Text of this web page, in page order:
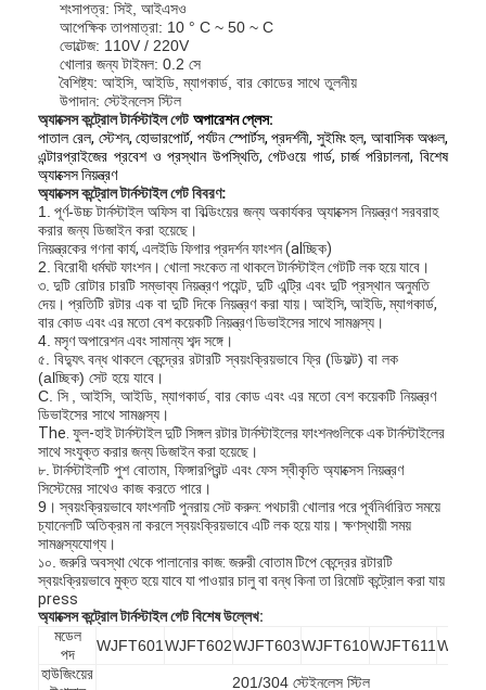
শংসাপত্র: সিই, আইএসও
আপেক্ষিক তাপমাত্রা: 10 ° C ~ 50 ~ C
ভোল্টেজ: 110V / 220V
খোলার জন্য টাইমল: 0.2 সে
বৈশিষ্ট্য: আইসি, আইডি, ম্যাগকার্ড, বার কোডের সাথে তুলনীয়
উপাদান: স্টেইনলেস স্টিল
অ্যাক্সেস কন্ট্রোল টার্নস্টাইলগেটঅপারেশন প্লেস:
পাতাল রেল, স্টেশন, হোভারপোর্ট, পর্যটন স্পোর্টস, প্রদর্শনী, সুইমিং হল, আবাসিক অঞ্চল,
এন্টারপ্রাইজের প্রবেশ ও প্রস্থান উপস্থিতি, গেটওয়ে গার্ড, চার্জ পরিচালনা, বিশেষ
অ্যাক্সেস নিয়ন্ত্রণ
অ্যাক্সেস কন্ট্রোল টার্নস্টাইল গেটবিবরণ:
1.
পূর্ণ-উচ্চ টার্নস্টাইল অফিস বা বিল্ডিংয়ের জন্য অকার্যকর অ্যাক্সেস নিয়ন্ত্রণ সরবরাহ
করার জন্য ডিজাইন করা হয়েছে।
নিয়ন্ত্রকের গণনা কার্য, এলইডি ফিগার প্রদর্শন ফাংশন (alচ্ছিক)
2. বিরোধী ধর্মঘট ফাংশন। খোলা সংকেত না থাকলে টার্নস্টাইল গেটটি লক হয়ে যাবে।
৩. দুটি রোটার চারটি সম্ভাব্য নিয়ন্ত্রণ পয়েন্ট, দুটি এন্ট্রি এবং দুটি প্রস্থান অনুমতি
দেয়। প্রতিটি রটার এক বা দুটি দিকে নিয়ন্ত্রণ করা যায়। আইসি, আইডি, ম্যাগকার্ড,
বার কোড এবং এর মতো বেশ কয়েকটি নিয়ন্ত্রণ ডিভাইসের সাথে সামঞ্জস্য।
4. মসৃণ অপারেশন এবং সামান্য শব্দ সঙ্গে।
৫. বিদ্যুৎ বন্ধ থাকলে কেন্দ্রের রটারটি স্বয়ংক্রিয়ভাবে ফ্রি (ডিফল্ট) বা লক
(alচ্ছিক) সেট হয়ে যাবে।
C. সি
, আইসি, আইডি, ম্যাগকার্ড, বার কোড এবং এর মতো বেশ কয়েকটি নিয়ন্ত্রণ
ডিভাইসের সাথে সামঞ্জস্য।
The. ফুল-হাই টার্নস্টাইল দুটি সিঙ্গল রটার টার্নস্টাইলের ফাংশনগুলিকে এক টার্নস্টাইলের
সাথে সংযুক্ত করার জন্য ডিজাইন করা হয়েছে।
৮. টার্নস্টাইলটি পুশ বোতাম, ফিঙ্গারপ্রিন্ট এবং ফেস স্বীকৃতি অ্যাক্সেস নিয়ন্ত্রণ
সিস্টেমের সাথেও কাজ করতে পারে।
9। স্বয়ংক্রিয়ভাবে ফাংশনটি পুনরায় সেট করুন: পথচারী খোলার পরে পূর্বনির্ধারিত সময়ে
চ্যানেলটি অতিক্রম না করলে স্বয়ংক্রিয়ভাবে এটি লক হয়ে যায়। ক্ষণস্থায়ী সময়
সামঞ্জস্যযোগ্য।
১০. জরুরি অবস্থা থেকে পালানোর কাজ: জরুরী বোতাম টিপে কেন্দ্রের রটারটি
স্বয়ংক্রিয়ভাবে মুক্ত হয়ে যাবে যা পাওয়ার চালু বা বন্ধ কিনা তা রিমোট কন্ট্রোল করা যায়
press
অ্যাক্সেস কন্ট্রোল টার্নস্টাইল গেটবিশেষ উল্লেখ:
মডেল
পদ
WJFT601 WJFT602WJFT603WJFT610WJFT611
হাউজিংয়ের
201/304 স্টেইনলেস স্টিল